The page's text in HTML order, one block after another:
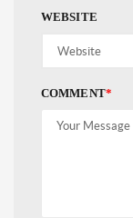
WEBSITE
COMMENT*